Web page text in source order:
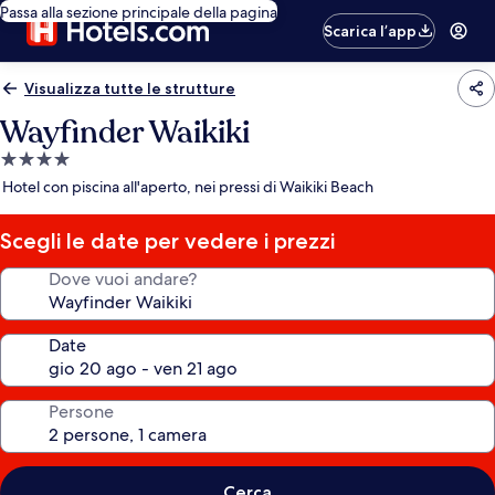
Passa alla sezione principale della pagina
Scarica l’app
Visualizza tutte le strutture
Wayfinder Waikiki
Struttura
a
stelle
Hotel con piscina all'aperto, nei pressi di Waikiki Beach
Scegli le date per vedere i prezzi
Dove vuoi andare?
Date
Persone